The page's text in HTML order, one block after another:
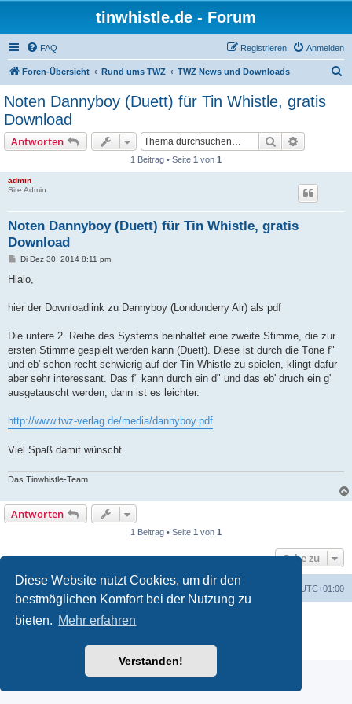
Diese Website nutzt Cookies, um dir den
bestmöglichen Komfort bei der Nutzung zu
bieten. Mehr erfahren
Verstanden!
tinwhistle.de - Forum
FAQ Anmelden
Registrieren
Foren-Übersicht Rund ums TWZ TWZ News und Downloads
Noten Dannyboy (Duett) für Tin Whistle, gratis
Download
Antworten Suche
1 Beitrag • Seite 1 von 1
admin
Site Admin
Noten Dannyboy (Duett) für Tin Whistle, gratis
Download
B
i
a
Di Dez 30, 2014 8:11 pm
Hlalo,
hier der Downloadlink zu Dannyboy (Londonderry Air) als pdf
Die untere 2. Reihe des Systems beinhaltet eine zweite Stimme, die zur
ersten Stimme gespielt werden kann (Duett). Diese ist durch die Töne f"
und eb' schon recht schwierig auf der Tin Whistle zu spielen, klingt dafür
aber sehr interessant. Das f" kann durch ein d" und das eb' druch ein g'
ausgetauscht werden, dann ist es leichter.
http://www.twz-verlag.de/media/dannyboy.pdf
Viel Spaß damit wünscht
Das Tinwhistle-Team
Antworten
1 Beitrag • Seite 1 von 1
Gehe zu
UTC+01:00
Alle Cookies löschen
Powered byphpBB
Datenschutz|Nutzungsbedingungen